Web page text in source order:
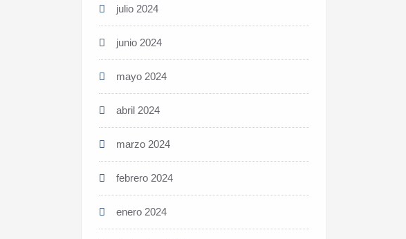
julio 2024
junio 2024
mayo 2024
abril 2024
marzo 2024
febrero 2024
enero 2024